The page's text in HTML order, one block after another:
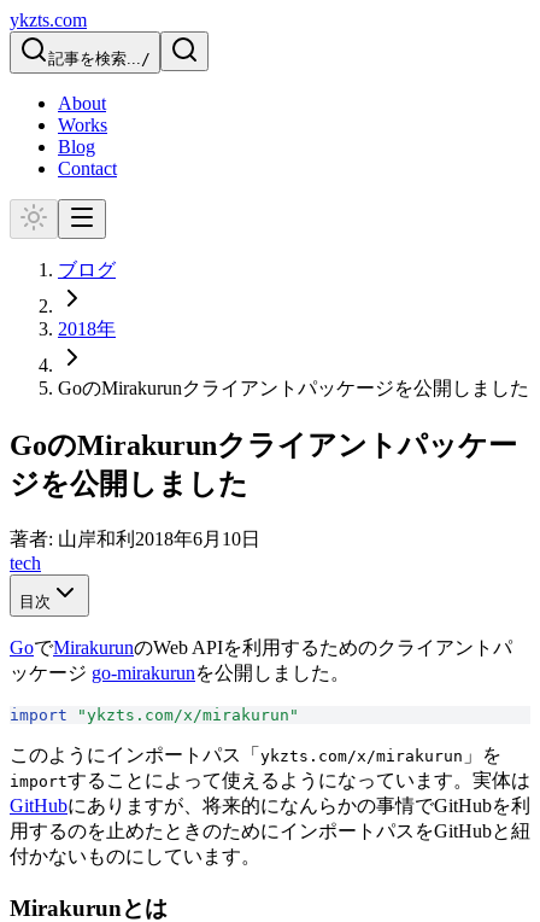
ykzts.com
記事を検索.../
About
Works
Blog
Contact
ブログ
2018年
GoのMirakurunクライアントパッケージを公開しました
GoのMirakurunクライアントパッケー
ジを公開しました
著者: 山岸和利 2018年6月10日
tech
目次
GoでMirakurunのWeb APIを利用するためのクライアントパ
ッケージ go-mirakurunを公開しました。
import "ykzts.com/x/mirakurun"
このようにインポートパス「 ykzts.com/x/mirakurun 」を
importすることによって使えるようになっています。実体は
GitHubにありますが、将来的になんらかの事情でGitHubを利
用するのを止めたときのためにインポートパスをGitHubと紐
付かないものにしています。
Mirakurunとは